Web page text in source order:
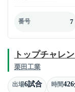
番号 7
トップチャレ
栗田工業
出場6試合 時間